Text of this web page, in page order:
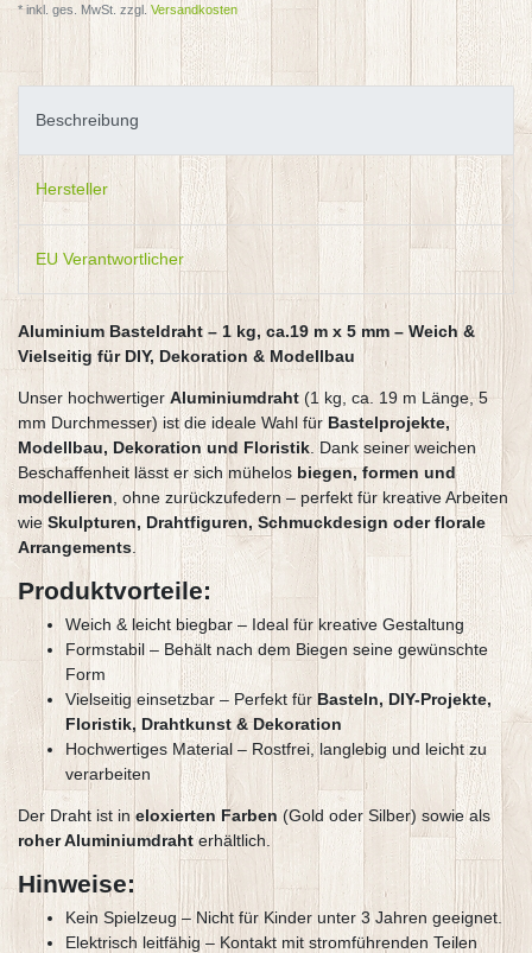
* inkl. ges. MwSt. zzgl. Versandkosten
Beschreibung
Hersteller
EU Verantwortlicher
Aluminium Basteldraht – 1 kg, ca.19 m x 5 mm – Weich &
Vielseitig für DIY, Dekoration & Modellbau
Unser hochwertiger Aluminiumdraht (1 kg, ca. 19 m Länge, 5
mm Durchmesser) ist die ideale Wahl für Bastelprojekte,
Modellbau, Dekoration und Floristik . Dank seiner weichen
Beschaffenheit lässt er sich mühelos biegen, formen und
modellieren , ohne zurückzufedern – perfekt für kreative Arbeiten
wieSkulpturen, Drahtfiguren, Schmuckdesign oder florale
Arrangements
Produktvorteile:
Weich & leicht biegbar – Ideal für kreative Gestaltung
Formstabil – Behält nach dem Biegen seine gewünschte
Form
Vielseitig einsetzbar – Perfekt fürBasteln, DIY-Projekte,
Floristik, Drahtkunst & Dekoration
Hochwertiges Material – Rostfrei, langlebig und leicht zu
verarbeiten
Der Draht ist ineloxierten Farben (Gold oder Silber) sowie als
roher Aluminiumdrahterhältlich.
Hinweise:
Kein Spielzeug – Nicht für Kinder unter 3 Jahren geeignet.
Elektrisch leitfähig – Kontakt mit stromführenden Teilen